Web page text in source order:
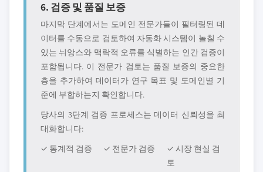
6. 검증 및 품질 보증
마지막 단계에서는 도메인 전문가들이 필터링된 데
이터를 수동으로 검토하여 자동화 시스템이 놀칠 수
있는 뉘앙스와 맥락적 오류를 식별하는 인간 검증이
포함됩니다. 이 전문가 검토는 품질 보증의 중요한
층을 추가하여 데이터가 연구 목표 및 도메인별 기
준에 부합하는지 확인합니다.
당사의 3단계 검증 프로세스는 데이터 신뢰성을 최
대화합니다:
✓ 통계적 검증
✓ 전문가 검증
✓ 시장 현실 검
토